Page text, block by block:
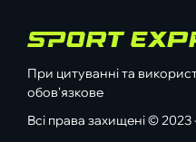
При цитуванні та
обов'язкове
Всі права захищені ©